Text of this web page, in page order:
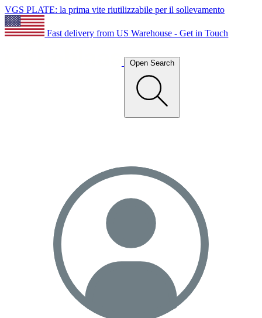
VGS PLATE: la prima vite riutilizzabile per il sollevamento
Fast delivery from US Warehouse - Get in Touch
Open Search